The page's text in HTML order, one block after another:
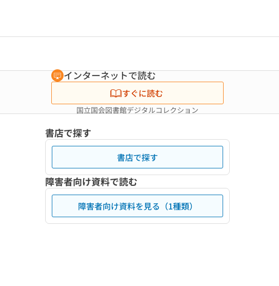
インターネットで読む
すぐに読む
国立国会図書館デジタルコレクション
書店で探す
書店で探す
障害者向け資料で読む
障害者向け資料を見る（1種類）